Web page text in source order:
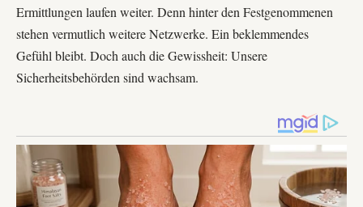
Ermittlungen laufen weiter. Denn hinter den Festgenommenen
stehen vermutlich weitere Netzwerke. Ein beklemmendes
Gefühl bleibt. Doch auch die Gewissheit: Unsere
Sicherheitsbehörden sind wachsam.